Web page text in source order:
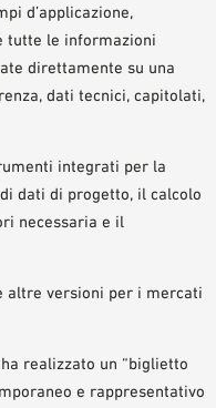
d’applicazione,
tutte le informazioni
direttamente su una
dati tecnici, capitolati,
integrati per la
dati di progetto, il calcolo
necessaria e il
altre versioni per i mercati
realizzato un “biglietto
e rappresentativo